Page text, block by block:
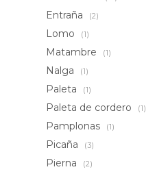
Entraña (2)
Lomo (1)
Matambre (1)
Nalga (1)
Paleta (1)
Paleta de cordero (1)
Pamplonas (1)
Picaña (3)
Pierna (2)